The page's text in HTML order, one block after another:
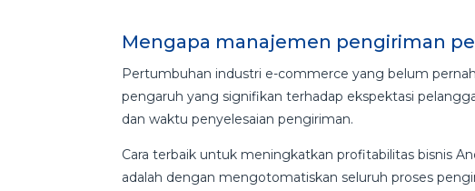
Mengapa manajemen pengiriman
Pertumbuhan industri e-commerce yang belum
pengaruh yang signifikan terhadap ekspektasi
dan waktu penyelesaian pengiriman.
Cara terbaik untuk meningkatkan profitabilitas bisnis
adalah dengan mengotomatiskan seluruh proses